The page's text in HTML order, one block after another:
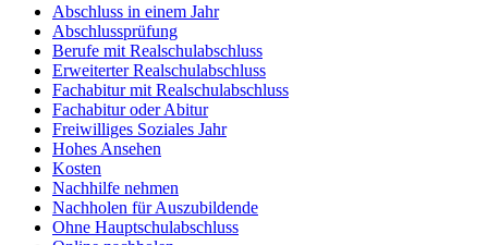
Abschluss in einem Jahr
Abschlussprüfung
Berufe mit Realschulabschluss
Erweiterter Realschulabschluss
Fachabitur mit Realschulabschluss
Fachabitur oder Abitur
Freiwilliges Soziales Jahr
Hohes Ansehen
Kosten
Nachhilfe nehmen
Nachholen für Auszubildende
Ohne Hauptschulabschluss